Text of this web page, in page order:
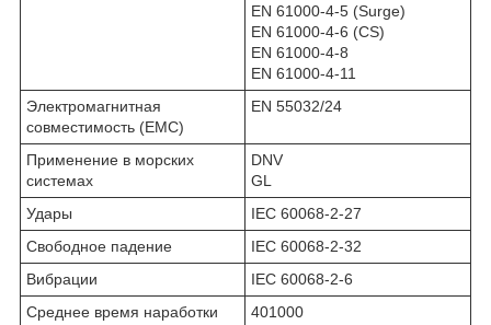
EN 61000-4-5 (Surge)
EN 61000-4-6 (CS)
EN 61000-4-8
EN 61000-4-11
Электромагнитная
совместимость (EMC)
EN 55032/24
Применение в морских
системах
DNV
GL
Удары
IEC 60068-2-27
Свободное падение
IEC 60068-2-32
Вибрации
IEC 60068-2-6
Среднее время наработки
401000